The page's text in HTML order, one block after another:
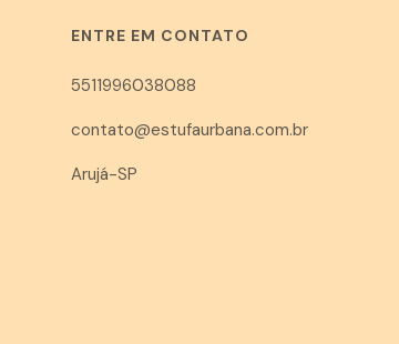
ENTRE EM CONTATO
5511996038088
contato@estufaurbana.com.br
Arujá-SP